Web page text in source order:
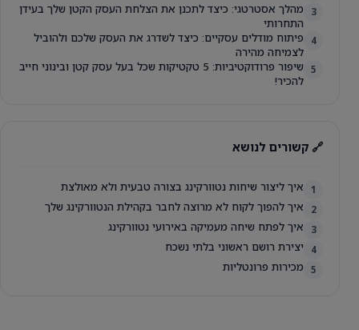
3
מהלך אסטרטגי: כיצד לתכנן את הצלחת העסק הקטן שלך בעידן
התחרותי
4
פיתוח מודלים עסקיים: כיצד לשדרג את העסק שלכם ולהוביל
לצמיחה מהירה
5
שיפור פרודוקטיביות: 5 טקטיקות שכל בעל עסק קטן ובינוני חייב
להכיר!
🔗 קשורים לנושא
1 איך ליצור שיחות נטוורקינג בצורה טבעית ולא מאולצת
2 איך להפוך לקוח לא מרוצה לחבר בקהילת הנטוורקינג שלך
3 איך לפתח שיחה מעמיקה באירועי נטוורקינג
4 יצירת רושם ראשוני בלתי נשכח
5 מכירות פרונטליות